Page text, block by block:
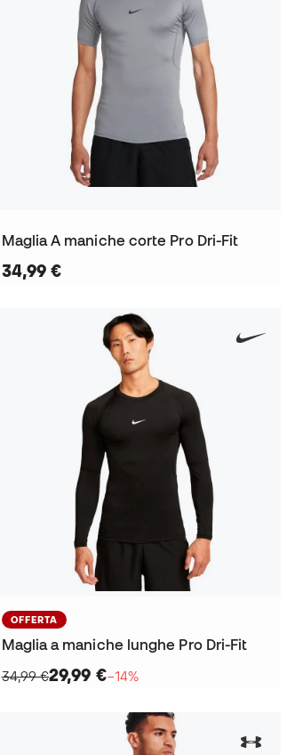
Maglia A maniche corte Pro Dri-Fit
34,99 €
OFFERTA
Maglia a maniche lunghe Pro Dri-Fit
34,99 €29,99 €−14%